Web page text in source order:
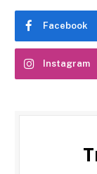
Facebook
Instagram